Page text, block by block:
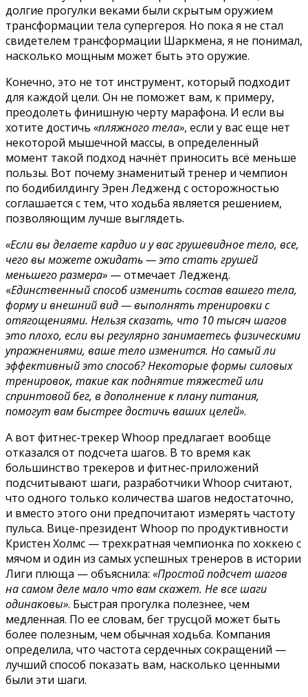
долгие прогулки веками были скрытым оружием
трансформации тела супергероя. Но пока я не стал
свидетелем трансформации Шаркмена, я не понимал,
насколько мощным может быть это оружие.
Конечно, это не тот инструмент, который подходит
для каждой цели. Он не поможет вам, к примеру,
преодолеть финишную черту марафона. И если вы
хотите достичь «пляжного тела», если у вас еще нет
некоторой мышечной массы, в определенный
момент такой подход начнёт приносить всё меньше
пользы. Вот почему знаменитый тренер и чемпион
по бодибилдингу Эрен Ледженд с осторожностью
соглашается с тем, что ходьба является решением,
позволяющим лучше выглядеть.
«Если вы делаете кардио и у вас грушевидное тело, все,
чего вы можете ожидать — это стать грушей
меньшего размера» — отмечает Ледженд.
«Единственный способ изменить состав вашего тела,
форму и внешний вид — выполнять тренировки с
отягощениями. Нельзя сказать, что 10 тысяч шагов
это плохо, если вы регулярно занимаетесь физическими
упражнениями, ваше тело изменится. Но самый ли
эффективный это способ? Некоторые формы силовых
тренировок, такие как поднятие тяжестей или
спринтовой бег, в дополнение к плану питания,
помогут вам быстрее достичь ваших целей».
А вот фитнес-трекер Whoop предлагает вообще
отказался от подсчета шагов. В то время как
большинство трекеров и фитнес-приложений
подсчитывают шаги, разработчики Whoop считают,
что одного только количества шагов недостаточно,
и вместо этого они предпочитают измерять частоту
пульса. Вице-президент Whoop по продуктивности
Кристен Холмс — трехкратная чемпионка по хоккею с
мячом и один из самых успешных тренеров в истории
Лиги плюща — объяснила: «Простой подсчет шагов
на самом деле мало что вам скажет. Не все шаги
одинаковы». Быстрая прогулка полезнее, чем
медленная. По ее словам, бег трусцой может быть
более полезным, чем обычная ходьба. Компания
определила, что частота сердечных сокращений —
лучший способ показать вам, насколько ценными
были эти шаги.